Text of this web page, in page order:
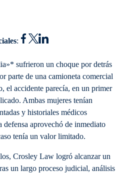
:
sufrieron un choque por detrás
parte de una camioneta comercial
el accidente parecía, en un primer
Ambas mujeres tenían
y historiales médicos
defensa aprovechó de inmediato
tenía un valor limitado.
Crosley Law logró alcanzar un
un largo proceso judicial, análisis